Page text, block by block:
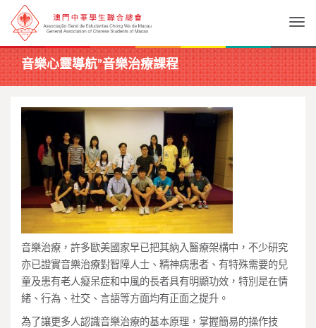
音樂心靈導航”音樂治療課程
音樂治療，許多歐美國家早已把其納入醫療架構中，不少研究
亦已證實音樂治療對智障人士、精神病患者、有特殊需要的兒
童及患有老人癡呆症和中風的長者具有明顯功效，特別是在情
緒、行為、社交、言語等方面均有正面之提升。
為了讓更多人認識音樂治療的基本原理，掌握簡易的操作技